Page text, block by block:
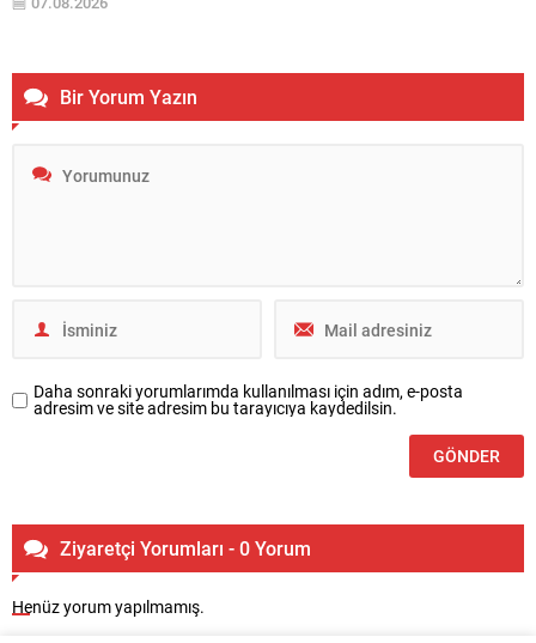
Apple yeni A20...
Bir Yorum Yazın
Daha sonraki yorumlarımda kullanılması için adım, e-posta
adresim ve site adresim bu tarayıcıya kaydedilsin.
Ziyaretçi Yorumları - 0 Yorum
Henüz yorum yapılmamış.